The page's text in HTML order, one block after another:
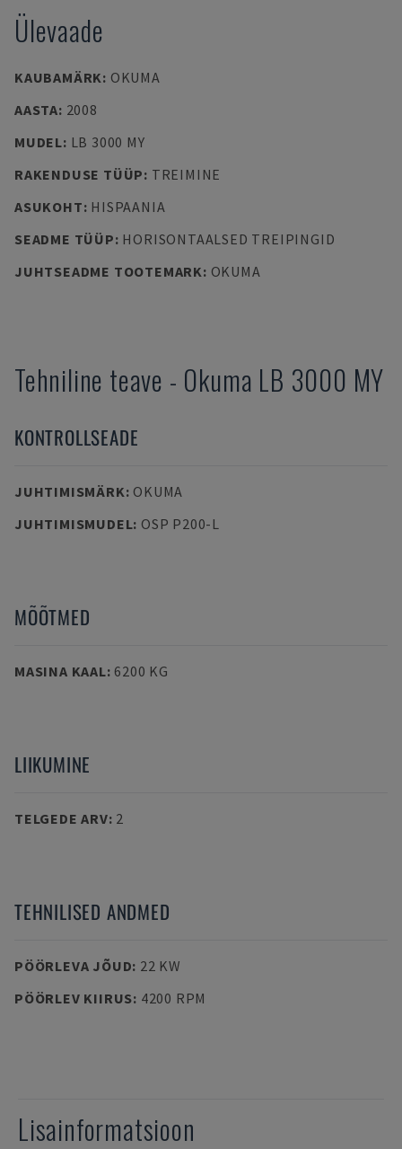
Ülevaade
KAUBAMÄRK: OKUMA
AASTA: 2008
MUDEL: LB 3000 MY
RAKENDUSE TÜÜP: TREIMINE
ASUKOHT: HISPAANIA
SEADME TÜÜP: HORISONTAALSED TREIPINGID
JUHTSEADME TOOTEMARK: OKUMA
Tehniline teave - Okuma LB 3000 MY
KONTROLLSEADE
JUHTIMISMÄRK: OKUMA
JUHTIMISMUDEL: OSP P200-L
MÕÕTMED
MASINA KAAL: 6200 KG
LIIKUMINE
TELGEDE ARV: 2
TEHNILISED ANDMED
PÖÖRLEVA JÕUD: 22 KW
PÖÖRLEV KIIRUS: 4200 RPM
Lisainformatsioon